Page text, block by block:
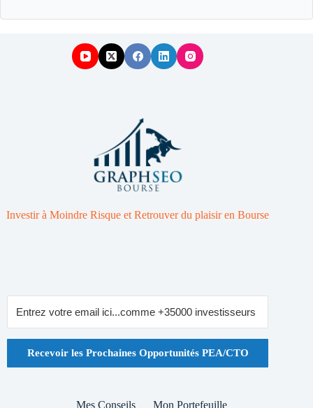
Investir à Moindre Risque et Retrouver du plaisir en Bourse
Recevoir les Prochaines Opportunités PEA/CTO
Mes Conseils Mon Portefeuille